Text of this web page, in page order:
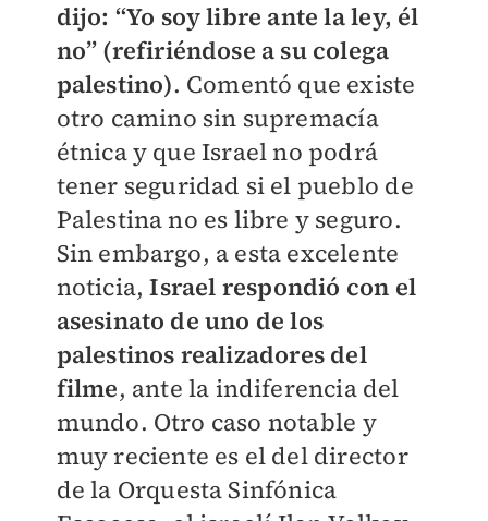
dijo: “Yo soy libre ante la ley, él
no” (refiriéndose a su colega
palestino). Comentó que existe
otro camino sin supremacía
étnica y que Israel no podrá
tener seguridad si el pueblo de
Palestina no es libre y seguro.
Sin embargo, a esta excelente
noticia,Israel respondió con el
asesinato de uno de los
palestinos realizadores del
filme, ante la indiferencia del
mundo. Otro caso notable y
muy reciente es el del director
de la Orquesta Sinfónica